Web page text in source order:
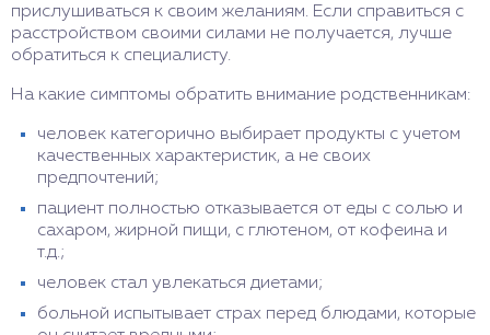
прислушиваться к своим желаниям. Если справиться с
расстройством своими силами не получается, лучше
обратиться к специалисту.
На какие симптомы обратить внимание родственникам:
человек категорично выбирает продукты с учетом
качественных характеристик, а не своих
предпочтений;
пациент полностью отказывается от еды с солью и
сахаром, жирной пищи, с глютеном, от кофеина и
т.д.;
человек стал увлекаться диетами;
больной испытывает страх перед блюдами, которые